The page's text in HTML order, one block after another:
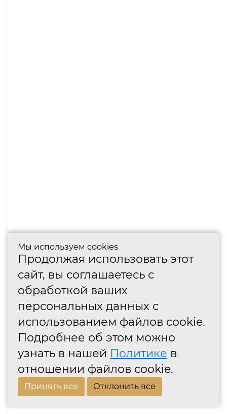
Мы используем cookies
Продолжая использовать этот
сайт, вы соглашаетесь с
обработкой ваших
персональных данных с
использованием файлов cookie.
Подробнее об этом можно
узнать в нашей Политике в
отношении файлов cookie.
Принять все Отклонить все